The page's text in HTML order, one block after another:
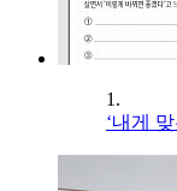
1.
‘내게